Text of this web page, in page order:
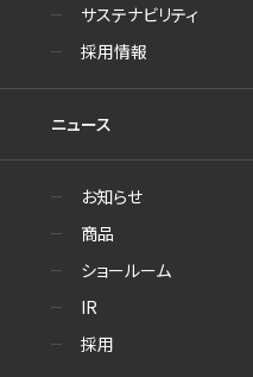
サステナビリティ
採用情報
ニュース
お知らせ
商品
ショールーム
IR
採用